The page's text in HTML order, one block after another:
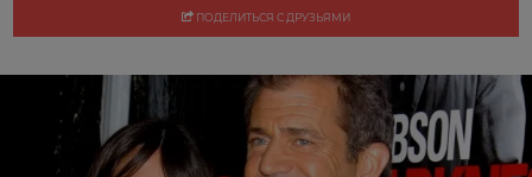
ПОДЕЛИТЬСЯ С ДРУЗЬЯМИ